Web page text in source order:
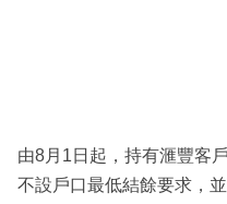
由8月1日起，持有滙豐客
不設戶口最低結餘要求，